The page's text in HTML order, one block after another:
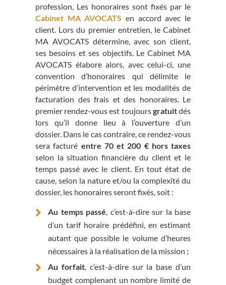
profession, Les honoraires sont fixés par le
Cabinet MA AVOCATS en accord avec le
client. Lors du premier entretien, le Cabinet
MA AVOCATS détermine, avec son client,
ses besoins et ses objectifs. Le Cabinet MA
AVOCATS élabore alors, avec celui-ci, une
convention d’honoraires qui délimite le
périmètre d’intervention et les modalités de
facturation des frais et des honoraires. Le
premier rendez-vous est toujoursgratuitdés
lors qu’il donne lieu à l’ouverture d’un
dossier. Dans le cas contraire, ce rendez-vous
sera facturé entre 70 et 200 € hors taxes
selon la situation financière du client et le
temps passé avec le client. En tout état de
cause, selon la nature et/ou la complexité du
dossier, les honoraires seront fixés, soit :
Au temps passé, c’est-à-dire sur la base
d’un tarif horaire prédéfini, en estimant
autant que possible le volume d’heures
nécessaires à la réalisation de la mission ;
Au forfait, c’est-à-dire sur la base d’un
budget complenant un nombre limité de